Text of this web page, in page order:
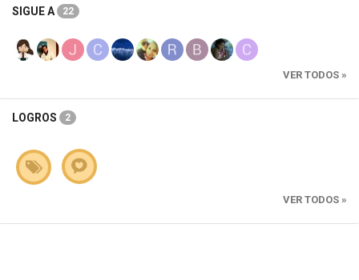
SIGUE A 22
VER TODOS »
LOGROS 2
VER TODOS »